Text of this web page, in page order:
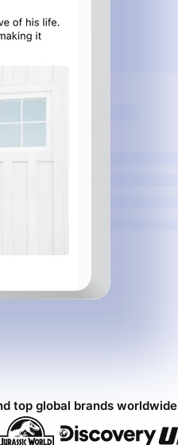
top global brands worldwide